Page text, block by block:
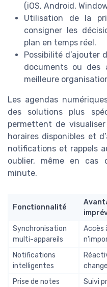
(iOS, Android,
Utilisation de la
consigner les
plan en temps réel.
Possibilité d’ajouter
documents ou des
meilleure
Les agendas
des solutions plus
permettent de
horaires disponibles et
notifications et rappels
oublier, même en cas
minute.
Fonctionnalité
Synchronisation
multi-appareils
Accès
Notifications
intelligentes
Prise de notes
Suivi